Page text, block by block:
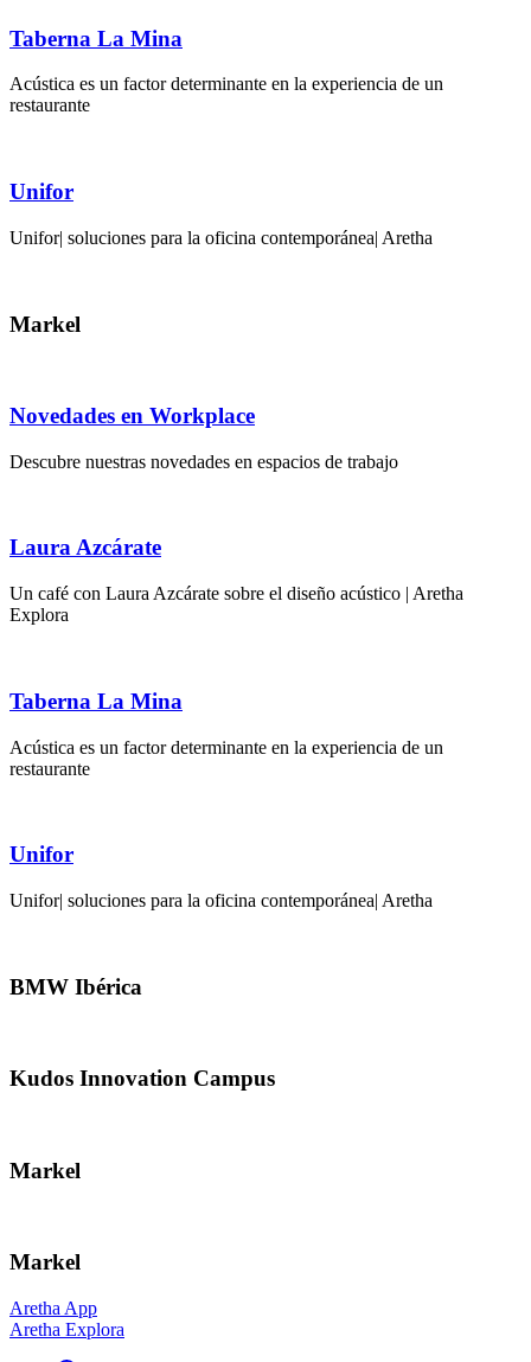
Taberna La Mina
Acústica es un factor determinante en la experiencia de un
restaurante
Unifor
Unifor| soluciones para la oficina contemporánea| Aretha
Markel
Novedades en Workplace
Descubre nuestras novedades en espacios de trabajo
Laura Azcárate
Un café con Laura Azcárate sobre el diseño acústico | Aretha
Explora
Taberna La Mina
Acústica es un factor determinante en la experiencia de un
restaurante
Unifor
Unifor| soluciones para la oficina contemporánea| Aretha
BMW Ibérica
Kudos Innovation Campus
Markel
Markel
Aretha App
Aretha Explora